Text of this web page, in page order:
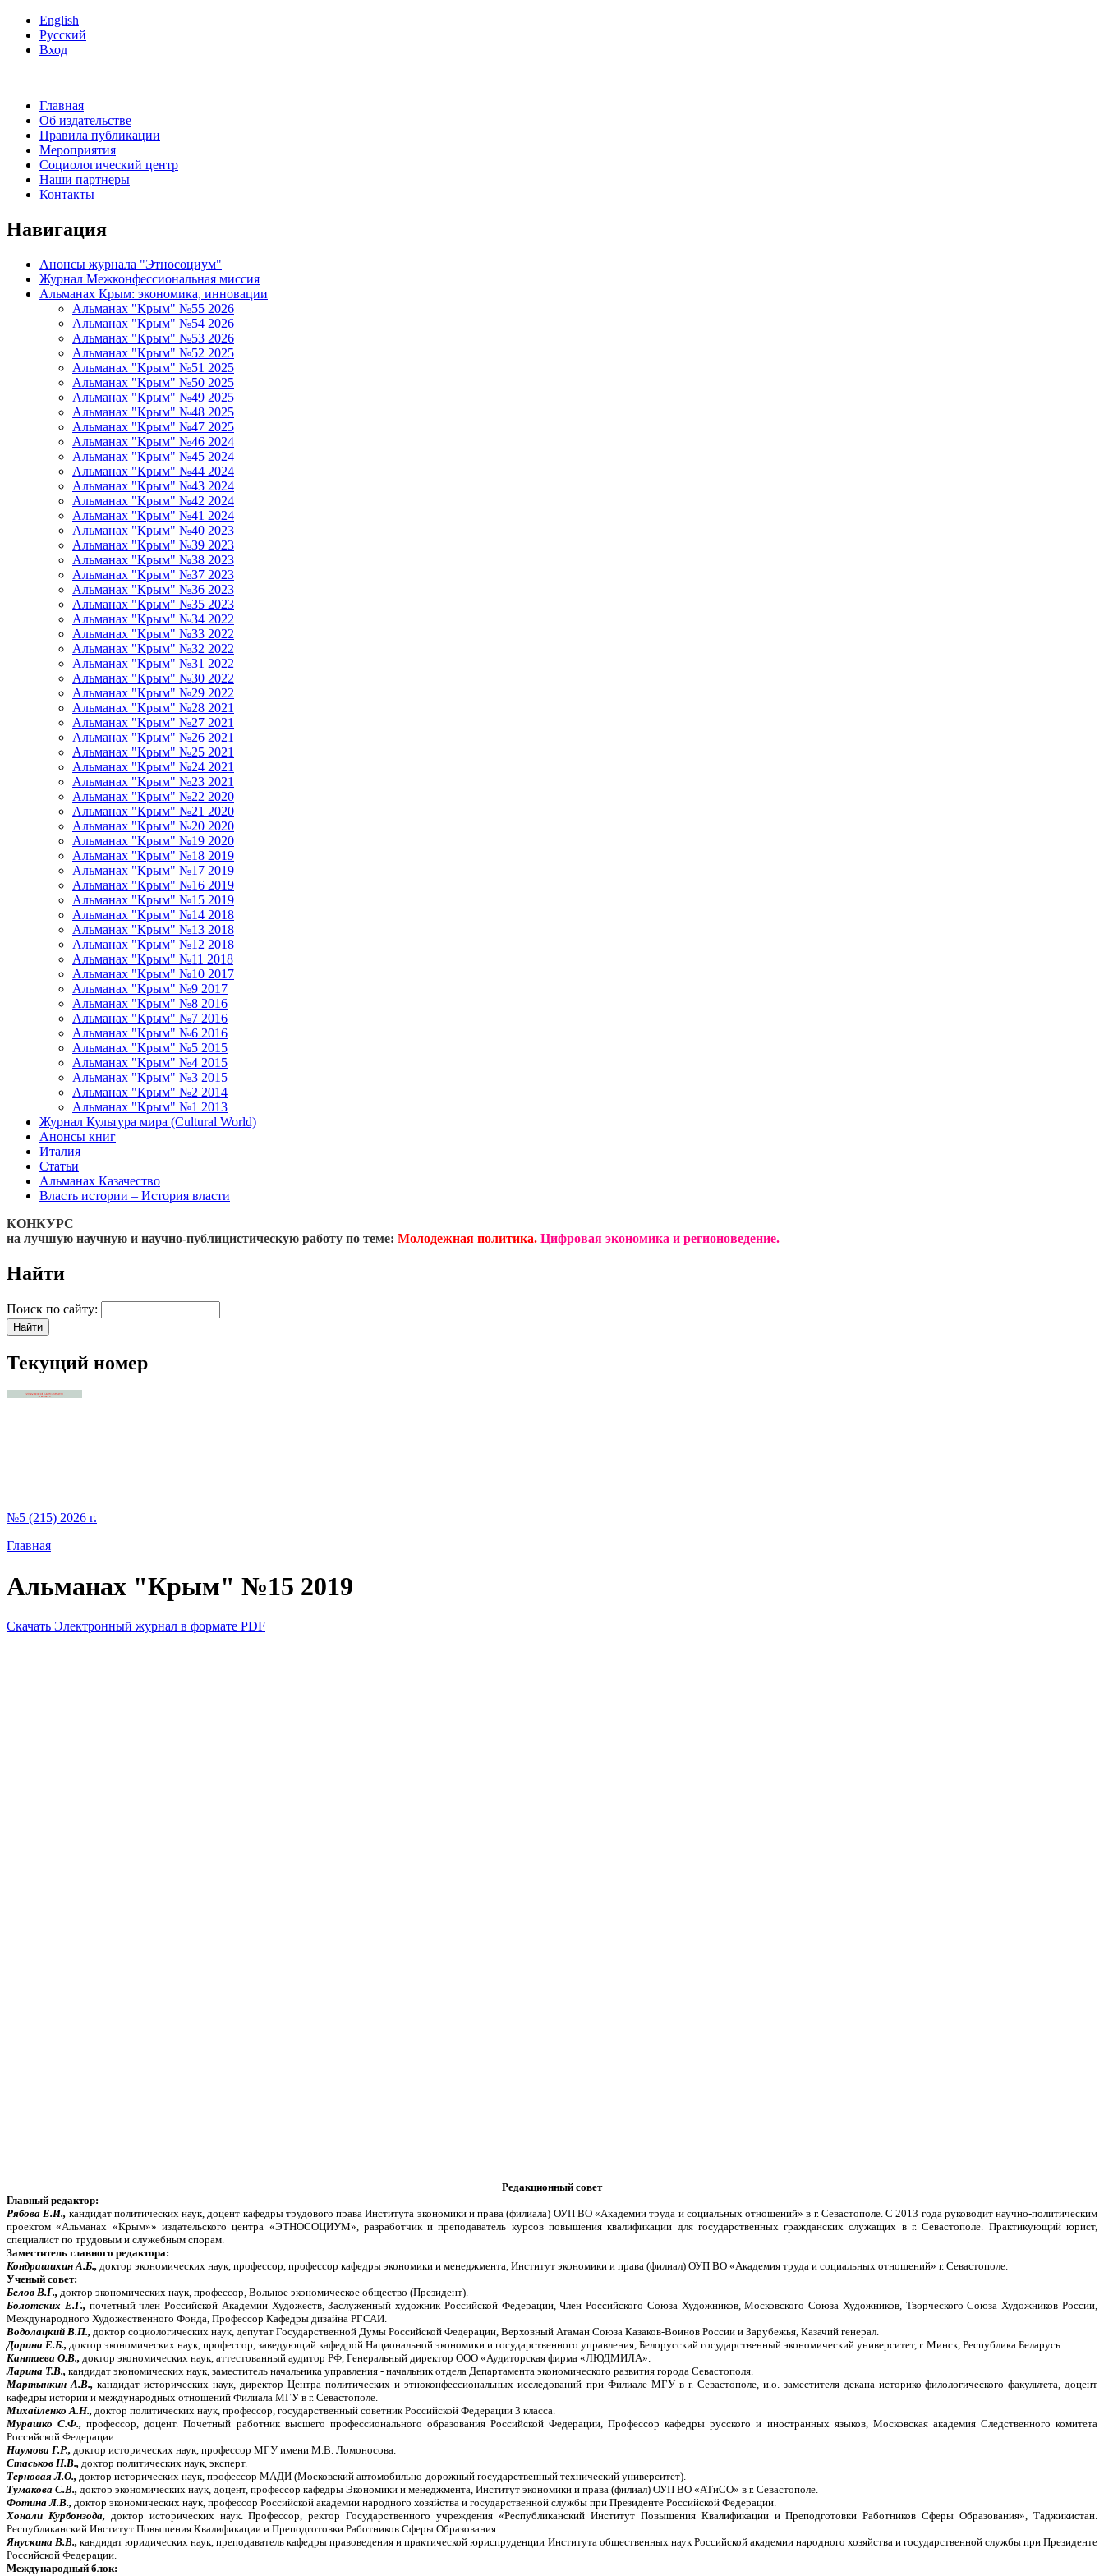
English
Русский
Вход
Главная
Об издательстве
Правила публикации
Мероприятия
Социологический центр
Наши партнеры
Контакты
Навигация
Анонсы журнала "Этносоциум"
Журнал Межконфессиональная миссия
Альманах Крым: экономика, инновации
Альманах "Крым" №55 2026
Альманах "Крым" №54 2026
Альманах "Крым" №53 2026
Альманах "Крым" №52 2025
Альманах "Крым" №51 2025
Альманах "Крым" №50 2025
Альманах "Крым" №49 2025
Альманах "Крым" №48 2025
Альманах "Крым" №47 2025
Альманах "Крым" №46 2024
Альманах "Крым" №45 2024
Альманах "Крым" №44 2024
Альманах "Крым" №43 2024
Альманах "Крым" №42 2024
Альманах "Крым" №41 2024
Альманах "Крым" №40 2023
Альманах "Крым" №39 2023
Альманах "Крым" №38 2023
Альманах "Крым" №37 2023
Альманах "Крым" №36 2023
Альманах "Крым" №35 2023
Альманах "Крым" №34 2022
Альманах "Крым" №33 2022
Альманах "Крым" №32 2022
Альманах "Крым" №31 2022
Альманах "Крым" №30 2022
Альманах "Крым" №29 2022
Альманах "Крым" №28 2021
Альманах "Крым" №27 2021
Альманах "Крым" №26 2021
Альманах "Крым" №25 2021
Альманах "Крым" №24 2021
Альманах "Крым" №23 2021
Альманах "Крым" №22 2020
Альманах "Крым" №21 2020
Альманах "Крым" №20 2020
Альманах "Крым" №19 2020
Альманах "Крым" №18 2019
Альманах "Крым" №17 2019
Альманах "Крым" №16 2019
Альманах "Крым" №15 2019
Альманах "Крым" №14 2018
Альманах "Крым" №13 2018
Альманах "Крым" №12 2018
Альманах "Крым" №11 2018
Альманах "Крым" №10 2017
Альманах "Крым" №9 2017
Альманах "Крым" №8 2016
Альманах "Крым" №7 2016
Альманах "Крым" №6 2016
Альманах "Крым" №5 2015
Альманах "Крым" №4 2015
Альманах "Крым" №3 2015
Альманах "Крым" №2 2014
Альманах "Крым" №1 2013
Журнал Культура мира (Cultural World)
Анонсы книг
Италия
Статьи
Альманах Казачество
Власть истории – История власти
КОНКУРС
на лучшую научную и научно-публицистическую работу по теме: Молодежная политика. Цифровая экономика и регионоведение.
Найти
Поиск по сайту:
Текущий номер
№5 (215) 2026 г.
Главная
Альманах "Крым" №15 2019
Скачать Электронный журнал в формате PDF
Редакционный совет
Главный редактор:
Рябова Е.И., кандидат политических наук, доцент кафедры трудового права Института экономики и права (филиала) ОУП ВО «Академии труда и социальных отношений» в г. Севастополе. С 2013 года руководит научно-политическим
проектом «Альманах «Крым»» издательского центра «ЭТНОСОЦИУМ», разработчик и преподаватель курсов повышения квалификации для государственных гражданских служащих в г. Севастополе. Практикующий юрист,
специалист по трудовым и служебным спорам.
Заместитель главного редактора:
Кондрашихин А.Б., доктор экономических наук, профессор, профессор кафедры экономики и менеджмента, Институт экономики и права (филиал) ОУП ВО «Академия труда и социальных отношений» г. Севастополе.
Ученый совет:
Белов В.Г., доктор экономических наук, профессор, Вольное экономическое общество (Президент).
Болотских Е.Г., почетный член Российской Академии Художеств, Заслуженный художник Российской Федерации, Член Российского Союза Художников, Московского Союза Художников, Творческого Союза Художников России,
Международного Художественного Фонда, Профессор Кафедры дизайна РГСАИ.
Водолацкий В.П., доктор социологических наук, депутат Государственной Думы Российской Федерации, Верховный Атаман Союза Казаков-Воинов России и Зарубежья, Казачий генерал.
Дорина Е.Б., доктор экономических наук, профессор, заведующий кафедрой Национальной экономики и государственного управления, Белорусский государственный экономический университет, г. Минск, Республика Беларусь.
Кантаева О.В., доктор экономических наук, аттестованный аудитор РФ, Генеральный директор ООО «Аудиторская фирма «ЛЮДМИЛА».
Ларина Т.В., кандидат экономических наук, заместитель начальника управления - начальник отдела Департамента экономического развития города Севастополя.
Мартынкин А.В.,кандидат исторических наук, директор Центра политических и этноконфессиональных исследований при Филиале МГУ в г. Севастополе, и.о. заместителя декана историко-филологического факультета, доцент
кафедры истории и международных отношений Филиала МГУ в г. Севастополе.
Михайленко А.Н., доктор политических наук, профессор, государственный советник Российской Федерации 3 класса.
Мурашко С.Ф.,профессор, доцент. Почетный работник высшего профессионального образования Российской Федерации, Профессор кафедры русского и иностранных языков, Московская академия Следственного комитета
Российской Федерации.
Наумова Г.Р., доктор исторических наук, профессор МГУ имени М.В. Ломоносова.
Стаськов Н.В., доктор политических наук, эксперт.
Терновая Л.О., доктор исторических наук, профессор МАДИ (Московский автомобильно-дорожный государственный технический университет).
Тумакова С.В., доктор экономических наук, доцент, профессор кафедры Экономики и менеджмента, Институт экономики и права (филиал) ОУП ВО «АТиСО» в г. Севастополе.
Фотина Л.В., доктор экономических наук, профессор Российской академии народного хозяйства и государственной службы при Президенте Российской Федерации.
Хонали Курбонзода, доктор исторических наук. Профессор, ректор Государственного учреждения «Республиканский Институт Повышения Квалификации и Преподготовки Работников Сферы Образования», Таджикистан.
Республиканский Институт Повышения Квалификации и Преподготовки Работников Сферы Образования.
Янускина В.В.,кандидат юридических наук, преподаватель кафедры правоведения и практической юриспруденции Института общественных наук Российской академии народного хозяйства и государственной службы при Президенте
Российской Федерации.
Международный блок: